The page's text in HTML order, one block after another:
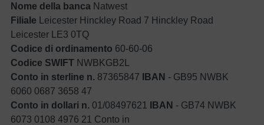
Nome della bancaNatwest
Filiale Leicester Hinckley Road 7 Hinckley Road
Leicester LE3 0TQ
Codice di ordinamento 60-60-06
Codice SWIFTNWBKGB2L
Conto in sterline n. 87365847 IBAN - GB95 NWBK
6060 0687 3658 47
Conto in dollari n. 01/08497621 IBAN - GB74 NWBK
6073 0108 4976 21 Conto in